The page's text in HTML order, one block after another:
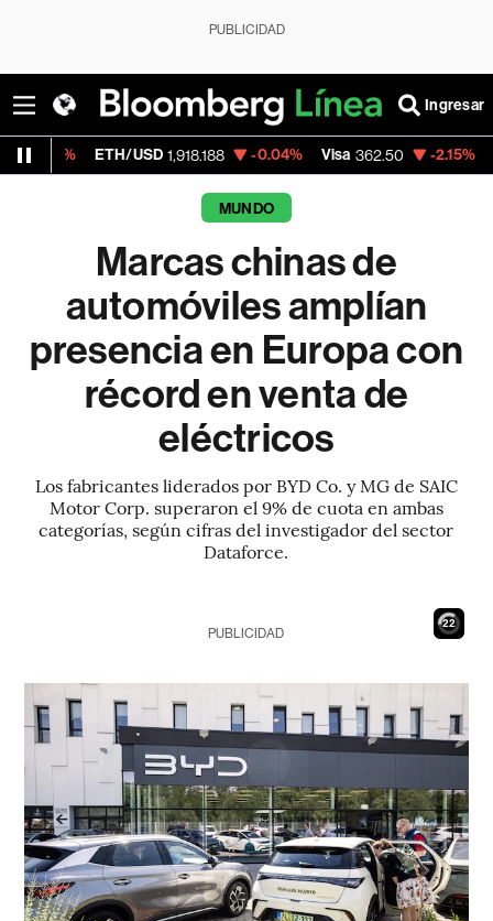
PUBLICIDAD
Ingresar
ETH/USD 1,918.188 -0.04% Visa 362.50 -2.15%
MUNDO
Marcas chinas de
automóviles amplían
presencia en Europa con
récord en venta de
eléctricos
Los fabricantes liderados por BYD Co. y MG de SAIC
Motor Corp. superaron el 9% de cuota en ambas
categorías, según cifras del investigador del sector
Dataforce.
21
PUBLICIDAD